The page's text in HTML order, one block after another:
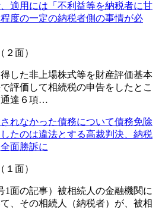
適用には「不利益等を納税者に甘
度の一定の納税者側の事情が必
面）
した非上場株式等を財産評価基本
評価して相続税の申告をしたとこ
通達６項…
れなかった債務について債務免除
たのは違法とする高裁判決、納税
面勝訴に
面）
1面の記事）被相続人の金融機関に
、その相続人（納税者）が、被相